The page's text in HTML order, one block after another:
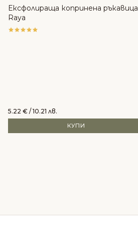
Ексфолираща копринена ръкавица
Raya
5.22 € / 10.21 лв.
КУПИ